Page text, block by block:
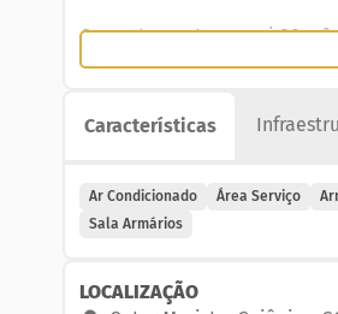
O apartamento possui 80
e à churrasqueira à carvão.
duas suítes, além de
um dos melhores
primeira piscina estilo
espaço gourmet, sala de
Características
Ar Condicionado Área Serviço
Sala Armários
LOCALIZAÇÃO